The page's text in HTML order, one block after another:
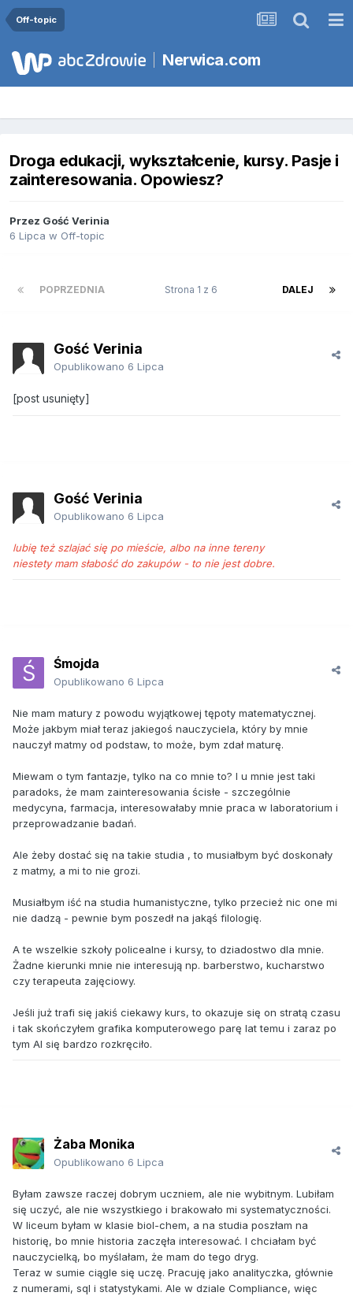
Off-topic
Nerwica.com
Droga edukacji, wykształcenie, kursy. Pasje i
zainteresowania. Opowiesz?
Przez Gość Verinia
6 Lipca w Off-topic
POPRZEDNIA DALEJ
Strona 1 z 6
Gość Verinia
Opublikowano 6 Lipca
[post usunięty]
Gość Verinia
Opublikowano 6 Lipca
lubię też szlajać się po mieście, albo na inne tereny
niestety mam słabość do zakupów - to nie jest dobre.
Śmojda
Opublikowano 6 Lipca
Nie mam matury z powodu wyjątkowej tępoty matematycznej.
Może jakbym miał teraz jakiegoś nauczyciela, który by mnie
nauczył matmy od podstaw, to może, bym zdał maturę.
Miewam o tym fantazje, tylko na co mnie to? I u mnie jest taki
paradoks, że mam zainteresowania ścisłe - szczególnie
medycyna, farmacja, interesowałaby mnie praca w laboratorium i
przeprowadzanie badań.
Ale żeby dostać się na takie studia , to musiałbym być doskonały
z matmy, a mi to nie grozi.
Musiałbym iść na studia humanistyczne, tylko przecież nic one mi
nie dadzą - pewnie bym poszedł na jakąś filologię.
A te wszelkie szkoły policealne i kursy, to dziadostwo dla mnie.
Żadne kierunki mnie nie interesują np. barberstwo, kucharstwo
czy terapeuta zajęciowy.
Jeśli już trafi się jakiś ciekawy kurs, to okazuje się on stratą czasu
i tak skończyłem grafika komputerowego parę lat temu i zaraz po
tym AI się bardzo rozkręciło.
Żaba Monika
Opublikowano 6 Lipca
Byłam zawsze raczej dobrym uczniem, ale nie wybitnym. Lubiłam
się uczyć, ale nie wszystkiego i brakowało mi systematyczności.
W liceum byłam w klasie biol-chem, a na studia poszłam na
historię, bo mnie historia zaczęła interesować. I chciałam być
nauczycielką, bo myślałam, że mam do tego dryg.
Teraz w sumie ciągle się uczę. Pracuję jako analityczka, głównie
z numerami, sql i statystykami. Ale w dziale Compliance, więc